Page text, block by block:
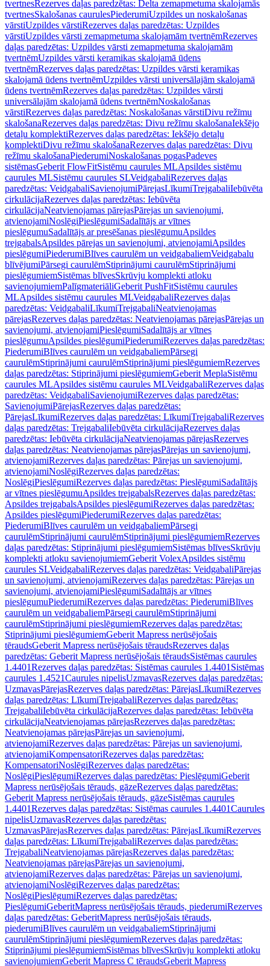
tvertnesRezerves daļas paredzētas: Delta zemapmetuma skalojamās
tvertnesSkalošanas caurulesPiederumiUzpildes un noskalošanas
vārstiUzpildes vārstiRezerves daļas paredzētas: Uzpildes
vārstiUzpildes vārsti zemapmetuma skalojamām tvertnēmRezerves
daļas paredzētas: Uzpildes vārsti zemapmetuma skalojamām
tvertnēmUzpildes vārsti keramikas skalojamā ūdens
tvertnēmRezerves daļas paredzētas: Uzpildes vārsti keramikas
skalojamā ūdens tvertnēmUzpildes vārsti universālajām skalojamā
ūdens tvertnēmRezerves daļas paredzētas: Uzpildes vārsti
universālajām skalojamā ūdens tvertnēmNoskalošanas
vārstiRezerves daļas paredzētas: Noskalošanas vārstiDivu režīmu
skalošanaRezerves daļas paredzētas: Divu režīmu skalošanaIekšējo
detaļu komplektiRezerves daļas paredzētas: Iekšējo detaļu
komplektiDivu režīmu skalošanaRezerves daļas paredzētas: Divu
režīmu skalošanaPiederumiNoskalošanas pogasPadeves
sistēmasGeberit FlowFitSistēmu caurules MLApsildes sistēmu
caurules MLSistēmu caurules SLVeidgabaliRezerves daļas
paredzētas: VeidgabaliSavienojumiPārejasLīkumiTrejgabaliIebūvēta
cirkulācijaRezerves daļas paredzētas: Iebūvēta
cirkulācijaNeatvienojamas pārejasPārejas un savienojumi,
atvienojamiNoslēgiPieslēgumiSadalītājs ar vītnes
pieslēgumuSadalītājs ar presēšanas pieslēgumuApsildes
trejgabalsApsildes pārejas un savienojumi, atvienojamiApsildes
pieslēgumiPiederumiBlīves caurulēm un veidgabaliemVeidgabalu
blīvējumiPārsegi caurulēmStiprinājumi caurulēmStiprinājumi
pieslēgumiemSistēmas blīvesSkrūvju komplekti atloku
savienojumiemPalīgmateriāliGeberit PushFitSistēmu caurules
MLApsildes sistēmu caurules MLVeidgabaliRezerves daļas
paredzētas: VeidgabaliLīkumiTrejgabaliNeatvienojamas
pārejasRezerves daļas paredzētas: Neatvienojamas pārejasPārejas un
savienojumi, atvienojamiPieslēgumiSadalītājs ar vītnes
pieslēgumuApsildes pieslēgumiPiederumiRezerves daļas paredzētas:
PiederumiBlīves caurulēm un veidgabaliemPārsegi
caurulēmStiprinājumi caurulēmStiprinājumi pieslēgumiemRezerves
daļas paredzētas: Stiprinājumi pieslēgumiemGeberit MeplaSistēmu
caurules MLApsildes sistēmu caurules MLVeidgabaliRezerves daļas
paredzētas: VeidgabaliSavienojumiRezerves daļas paredzētas:
SavienojumiPārejasRezerves daļas paredzētas:
PārejasLīkumiRezerves daļas paredzētas: LīkumiTrejgabaliRezerves
daļas paredzētas: TrejgabaliIebūvēta cirkulācijaRezerves daļas
paredzētas: Iebūvēta cirkulācijaNeatvienojamas pārejasRezerves
daļas paredzētas: Neatvienojamas pārejasPārejas un savienojumi,
atvienojamiRezerves daļas paredzētas: Pārejas un savienojumi,
atvienojamiNoslēgiRezerves daļas paredzētas:
NoslēgiPieslēgumiRezerves daļas paredzētas: PieslēgumiSadalītājs
ar vītnes pieslēgumuApsildes trejgabalsRezerves daļas paredzētas:
Apsildes trejgabalsApsildes pieslēgumiRezerves daļas paredzētas:
Apsildes pieslēgumiPiederumiRezerves daļas paredzētas:
PiederumiBlīves caurulēm un veidgabaliemPārsegi
caurulēmStiprinājumi caurulēmStiprinājumi pieslēgumiemRezerves
daļas paredzētas: Stiprinājumi pieslēgumiemSistēmas blīvesSkrūvju
komplekti atloku savienojumiemGeberit VolexApsildes sistēmu
caurules SLVeidgabaliRezerves daļas paredzētas: VeidgabaliPārejas
un savienojumi, atvienojamiRezerves daļas paredzētas: Pārejas un
savienojumi, atvienojamiPieslēgumiSadalītājs ar vītnes
pieslēgumuPiederumiRezerves daļas paredzētas: PiederumiBlīves
caurulēm un veidgabaliemPārsegi caurulēmStiprinājumi
caurulēmStiprinājumi pieslēgumiemRezerves daļas paredzētas:
Stiprinājumi pieslēgumiemGeberit Mapress nerūsējošais
tēraudsGeberit Mapress nerūsējošais tēraudsRezerves daļas
paredzētas: Geberit Mapress nerūsējošais tēraudsSistēmas caurules
1.4401Rezerves daļas paredzētas: Sistēmas caurules 1.4401 Sistēmas
caurules 1.4521Caurules nipelisUzmavasRezerves daļas paredzētas:
UzmavasPārejasRezerves daļas paredzētas: PārejasLīkumiRezerves
daļas paredzētas: LīkumiTrejgabaliRezerves daļas paredzētas:
TrejgabaliIebūvēta cirkulācijaRezerves daļas paredzētas: Iebūvēta
cirkulācijaNeatvienojamas pārejasRezerves daļas paredzētas:
Neatvienojamas pārejasPārejas un savienojumi,
atvienojamiRezerves daļas paredzētas: Pārejas un savienojumi,
atvienojamiKompensatoriRezerves daļas paredzētas:
KompensatoriNoslēgiRezerves daļas paredzētas:
NoslēgiPieslēgumiRezerves daļas paredzētas: PieslēgumiGeberit
Mapress nerūsējošais tērauds, gāzeRezerves daļas paredzētas:
Geberit Mapress nerūsējošais tērauds, gāzeSistēmas caurules
1.4401Rezerves daļas paredzētas: Sistēmas caurules 1.4401Caurules
nipelisUzmavasRezerves daļas paredzētas:
UzmavasPārejasRezerves daļas paredzētas: PārejasLīkumiRezerves
daļas paredzētas: LīkumiTrejgabaliRezerves daļas paredzētas:
TrejgabaliNeatvienojamas pārejasRezerves daļas paredzētas:
Neatvienojamas pārejasPārejas un savienojumi,
atvienojamiRezerves daļas paredzētas: Pārejas un savienojumi,
atvienojamiNoslēgiRezerves daļas paredzētas:
NoslēgiPieslēgumiRezerves daļas paredzētas:
PieslēgumiGeberitMapress nerūsējošais tērauds, piederumiRezerves
daļas paredzētas: GeberitMapress nerūsējošais tērauds,
piederumiBlīves caurulēm un veidgabaliemStiprinājumi
caurulēmStiprinājumi pieslēgumiemRezerves daļas paredzētas:
Stiprinājumi pieslēgumiemSistēmas blīvesSkrūvju komplekti atloku
savienojumiemGeberit Mapress C tēraudsGeberit Mapress